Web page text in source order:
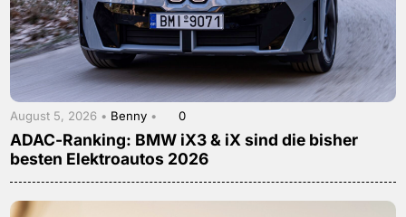
August 5, 2026 • Benny • 0
ADAC-Ranking: BMW iX3 & iX sind die bisher
besten Elektroautos 2026